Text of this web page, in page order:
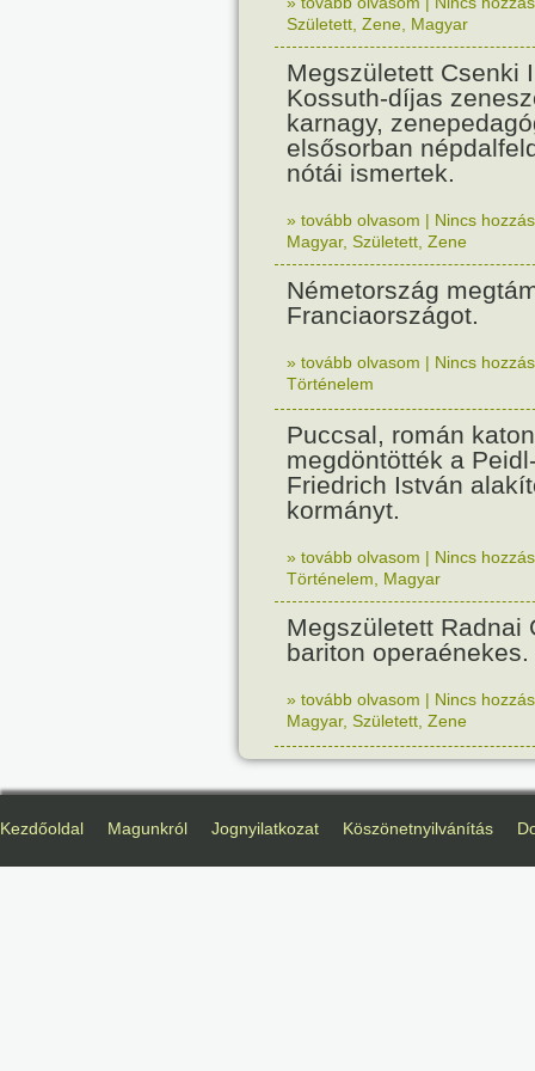
Született Zene Magyar
Megszületett Csenki
Kossuth-díjas
karnagy,
elsősorban
nótái ismertek.
» tovább olvasom | Nincs
Magyar, Született Zene
Németország
Franciaországot.
» tovább olvasom | Nincs
Történelem
Puccsal, román
megdöntötték a
Friedrich István
kormányt.
» tovább olvasom | Nincs
Történelem
Magyar
Megszületett Radnai
bariton operaénekes.
» tovább olvasom | Nincs
Magyar, Született Zene
Kezdőoldal Magunkról Jognyilatkozat Köszönetnyilvánítás